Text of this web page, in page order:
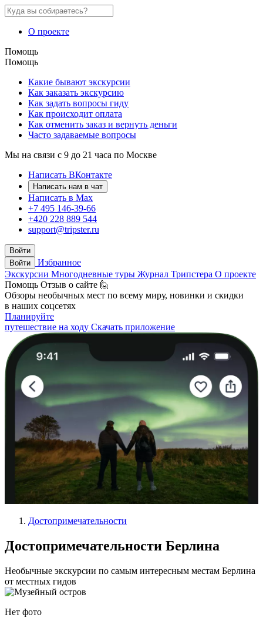
О проекте
Помощь
Помощь
Какие бывают экскурсии
Как заказать экскурсию
Как задать вопросы гиду
Как происходит оплата
Как отменить заказ и вернуть деньги
Часто задаваемые вопросы
Мы на связи с 9 до 21 часа по Москве
Написать ВКонтакте
Написать нам в чат
Написать в Max
+7 495 146-39-66
+420 228 889 544
support@tripster.ru
Войти
Войти
Избранное
Экскурсии Многодневные туры Журнал Трипстера О проекте
Помощь Отзыв о сайте 🙋
Обзоры необычных мест по всему миру, новинки и скидки
в наших соцсетях
Планируйте
путешествие на ходу Скачать приложение
Достопримечательности
Достопримечательности Берлина
Необычные экскурсии по самым интересным местам Берлина
от местных гидов
Нет фото